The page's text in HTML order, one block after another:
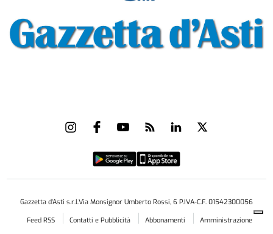
Gazzetta d'Asti s.r.l.Via Monsignor Umberto Rossi, 6 P.IVA-C.F. 01542300056
Feed RSS
Contatti e Pubblicità Abbonamenti
Amministrazione